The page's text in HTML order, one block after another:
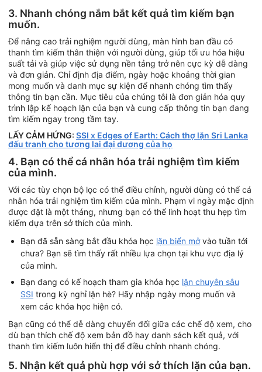
3. Nhanh chóng nắm bắt kết quả tìm kiếm bạn
muốn.
Để nâng cao trải nghiệm người dùng, màn hình ban đầu có
thanh tìm kiếm thân thiện với người dùng, giúp tối ưu hóa hiệu
suất tải và giúp việc sử dụng nền tảng trở nên cực kỳ dễ dàng
và đơn giản. Chỉ định địa điểm, ngày hoặc khoảng thời gian
mong muốn và danh mục sự kiện để nhanh chóng tìm thấy
thông tin bạn cần. Mục tiêu của chúng tôi là đơn giản hóa quy
trình lập kế hoạch lặn của bạn và cung cấp thông tin bạn đang
tìm kiếm ngay trong tầm tay.
LẤY CẢM HỨNG: SSI x Edges of Earth: Cách thợ lặn Sri Lanka
đấu tranh cho tương lai đại dương của họ
4. Bạn có thể cá nhân hóa trải nghiệm tìm kiếm
của mình.
Với các tùy chọn bộ lọc có thể điều chỉnh, người dùng có thể cá
nhân hóa trải nghiệm tìm kiếm của mình. Phạm vi ngày mặc định
được đặt là một tháng, nhưng bạn có thể linh hoạt thu hẹp tìm
kiếm dựa trên sở thích của mình.
Bạn đã sẵn sàng bắt đầu khóa học lặn biển mởvào tuần tới
chưa? Bạn sẽ tìm thấy rất nhiều lựa chọn tại khu vực địa lý
của mình.
Bạn đang có kế hoạch tham gia khóa học lặn chuyên sâu
SSI trong kỳ nghỉ lặn hè? Hãy nhập ngày mong muốn và
xem các khóa học hiện có.
Bạn cũng có thể dễ dàng chuyển đổi giữa các chế độ xem, cho
dù bạn thích chế độ xem bản đồ hay danh sách kết quả, với
thanh tìm kiếm luôn hiển thị để điều chỉnh nhanh chóng.
5. Nhận kết quả phù hợp với sở thích lặn của bạn.